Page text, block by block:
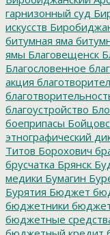
гарнизонный суд
искусств
битумная яма
ямы Благовещенск
Благословенное
акция
благоустройство
боеприпасы
этнографический
Титов Борохович
брусчатка Брянск
медики Бумагин
Бурятия Бюджет
бюджетники
бюджетные